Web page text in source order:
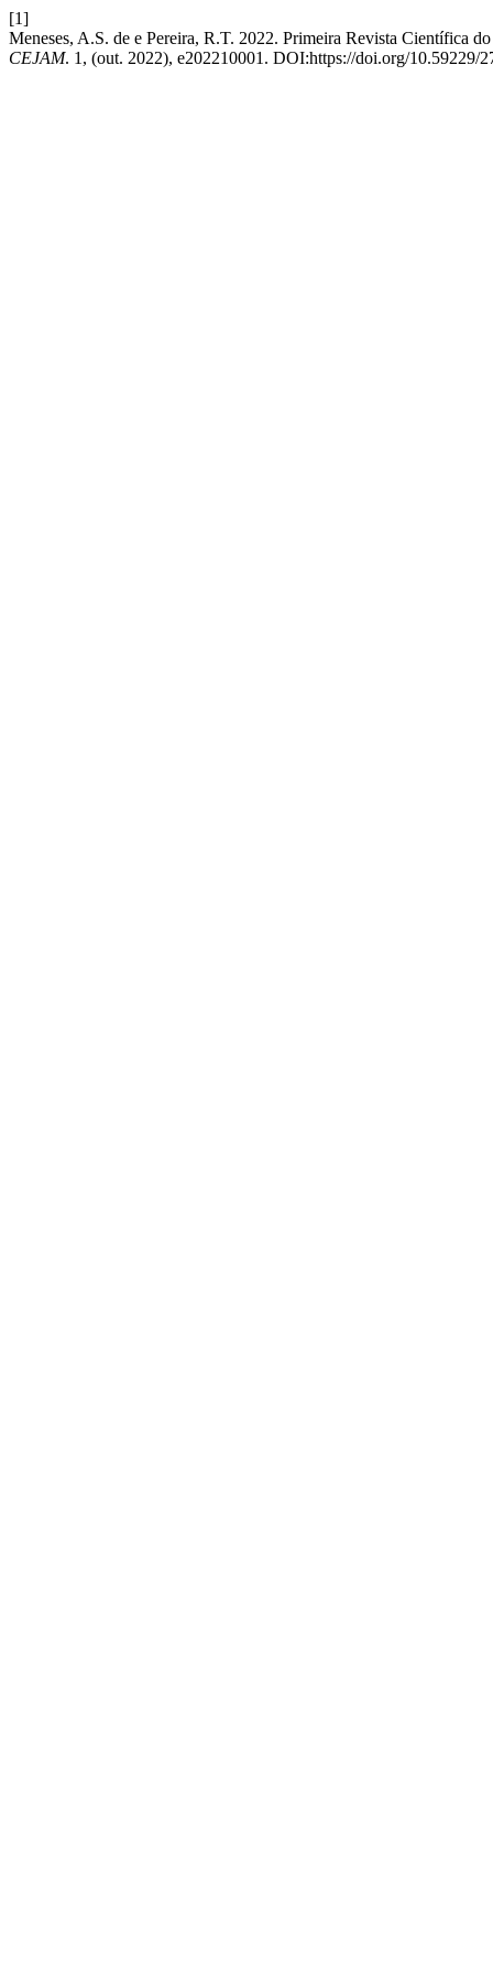
[1]
Meneses, A.S. de e Pereira, R.T. 2022. Primeira Revista Científica
CEJAM. 1, (out. 2022), e202210001. DOI:https://doi.org/10.59229/